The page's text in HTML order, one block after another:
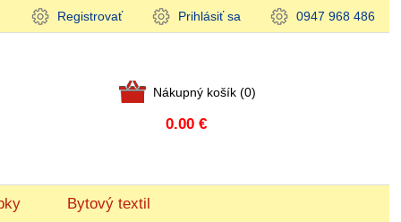
Registrovať Prihlásiť sa 0947 968 486
Nákupný košík (0)
0.00 €
Bytový textil